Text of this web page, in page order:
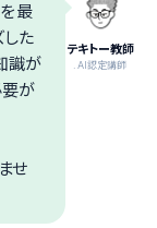
テキトー教師
.AI認定講師
最
した
識が
要が
せ